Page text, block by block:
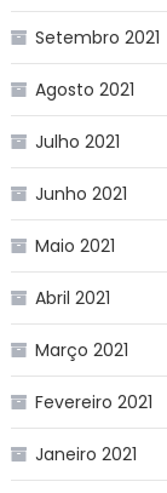
Setembro 2021
Agosto 2021
Julho 2021
Junho 2021
Maio 2021
Abril 2021
Março 2021
Fevereiro 2021
Janeiro 2021